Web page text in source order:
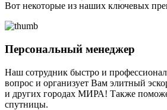
Вот некоторые из наших ключевых
Персональный менеджер
Наш сотрудник быстро и
вопрос и организует Вам элитный
и других городах МИРА! Также
спутницы.